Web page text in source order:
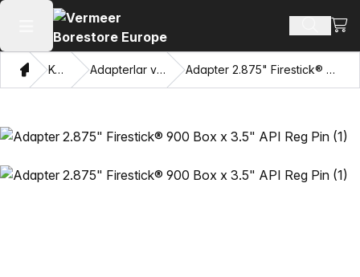
Asosiy menyuni ochish
Bosh sahifa
Katalog Adapterlar va Pulling Eyes Adapter 2.875" Firestick® 900 Box x 3.5" API Reg Pin